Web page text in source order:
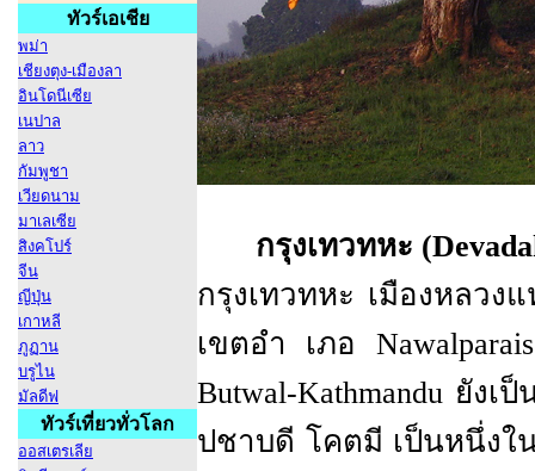
ทัวร์เอเชีย
พม่า
เชียงตุง-เมืองลา
อินโดนีเซีย
เนปาล
ลาว
กัมพูชา
เวียดนาม
มาเลเซีย
สิงคโปร์
จีน
ญีปุ่น
เกาหลี
ภูฏาน
บรูไน
มัลดีฟ
ทัวร์เที่ยวทั่วโลก
ออสเตรเลีย
กรุงเทวทหะ
กรุงเทวทหะ เมืองหลวง
เขตอำ เภอ
Butwal-Kathmandu ยัง
ปชาบดี โคตมี เป็นหนึ่งใ